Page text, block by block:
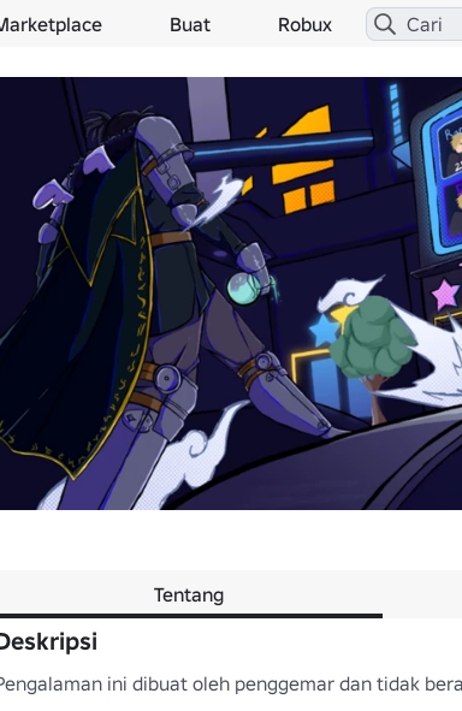
Buat Robux
Tentang
ini dibuat oleh penggemar dan tidak